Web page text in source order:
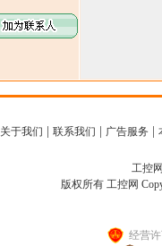
关于我们 联系我们 广告服务
工控
版权所有 工控网
经营